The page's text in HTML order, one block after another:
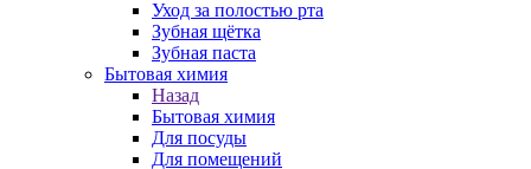
Уход за полостью рта
Зубная щётка
Зубная паста
Бытовая химия
Назад
Бытовая химия
Для посуды
Для помещений